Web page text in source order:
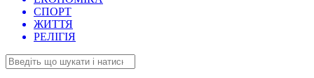
СПОРТ
ЖИТТЯ
РЕЛІГІЯ